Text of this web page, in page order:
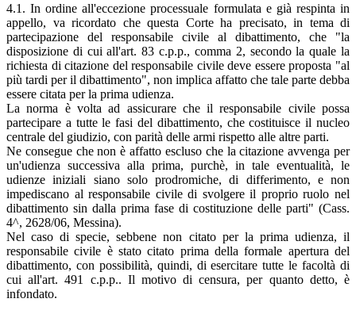
4.1. In ordine all'eccezione processuale formulata e già respinta in
appello, va ricordato che questa Corte ha precisato, in tema di
partecipazione del responsabile civile al dibattimento, che "la
disposizione di cui all'art. 83 c.p.p., comma 2, secondo la quale la
richiesta di citazione del responsabile civile deve essere proposta "al
più tardi per il dibattimento", non implica affatto che tale parte debba
essere citata per la prima udienza.
La norma è volta ad assicurare che il responsabile civile possa
partecipare a tutte le fasi del dibattimento, che costituisce il nucleo
centrale del giudizio, con parità delle armi rispetto alle altre parti.
Ne consegue che non è affatto escluso che la citazione avvenga per
un'udienza successiva alla prima, purchè, in tale eventualità, le
udienze iniziali siano solo prodromiche, di differimento, e non
impediscano al responsabile civile di svolgere il proprio ruolo nel
dibattimento sin dalla prima fase di costituzione delle parti" (Cass.
4^, 2628/06, Messina).
Nel caso di specie, sebbene non citato per la prima udienza, il
responsabile civile è stato citato prima della formale apertura del
dibattimento, con possibilità, quindi, di esercitare tutte le facoltà di
cui all'art. 491 c.p.p.. Il motivo di censura, per quanto detto, è
infondato.